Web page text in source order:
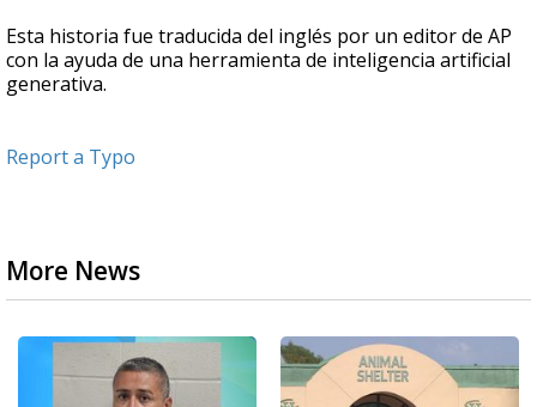
Esta historia fue traducida del inglés por un editor de AP
con la ayuda de una herramienta de inteligencia artificial
generativa.
Report a Typo
More News